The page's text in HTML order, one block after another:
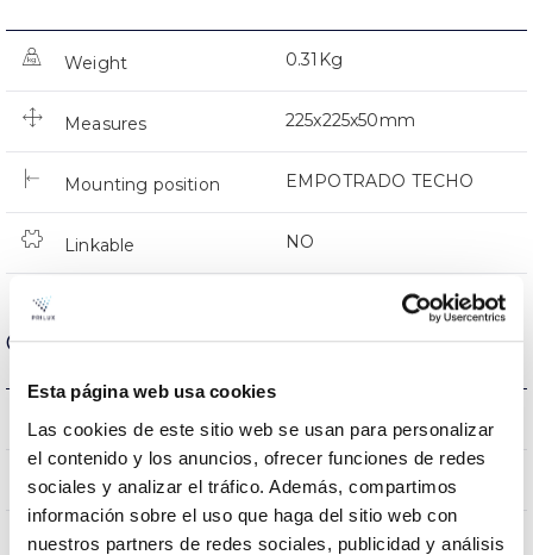
Esta página web usa cookies
Las cookies de este sitio web se usan para personalizar
el contenido y los anuncios, ofrecer funciones de redes
sociales y analizar el tráfico. Además, compartimos
información sobre el uso que haga del sitio web con
nuestros partners de redes sociales, publicidad y análisis
Weight 0.31Kg
Measures 225x225x50mm
Mounting position EMPOTRADO TECHO
Linkable NO
Optical data
Colour temperature 5000K
CRI Colour rendering index 80